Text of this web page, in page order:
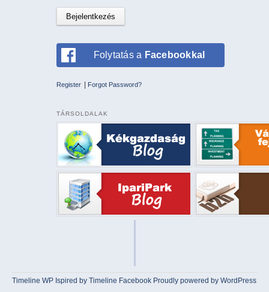
Folytatás a Facebookkal
Register Forgot Password?
TÁRSOLDALAK
Timeline WP Ispired byTimeline Facebook Proudly powered by WordPress